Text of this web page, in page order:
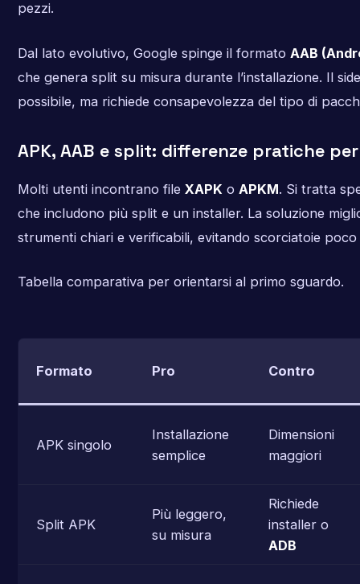
pezzi.
Dal lato evolutivo, Google spinge il formato AAB
che genera split su misura durante l’installazione. Il
possibile, ma richiede consapevolezza del tipo di
APK, AAB e split: differenze pratiche
Molti utenti incontrano file XAPK o APKM. Si tratta
che includono più split e un installer. La soluzione
strumenti chiari e verificabili, evitando scorciatoie
Tabella comparativa per orientarsi al primo sguardo.
Formato Pro Contro
APK singolo
Installazione
semplice
Dimensioni
maggiori
Split APK
Più leggero,
su misura
Richiede
installer o
ADB